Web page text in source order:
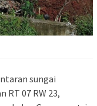
sungai
RT 07 RW 23,